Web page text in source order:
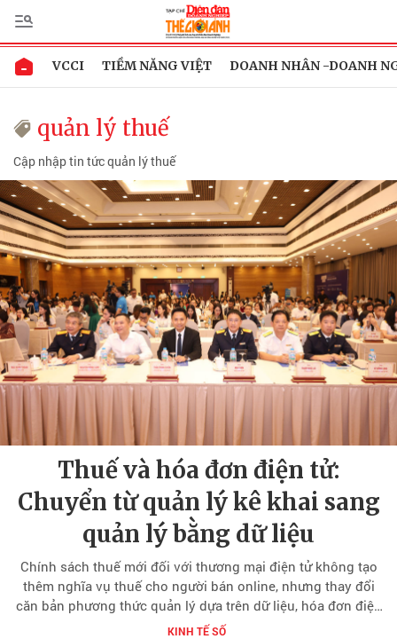
VCCI TIỀM NĂNG VIỆT DOANH NHÂN -DOANH
quản lý thuế
Cập nhập tin tức quản lý thuế
Thuế và hóa đơn điện tử:
Chuyển từ quản lý kê khai sang
quản lý bằng dữ liệu
Chính sách thuế mới đối với thương mại điện tử không tạo
thêm nghĩa vụ thuế cho người bán online, nhưng thay đổi
căn bản phương thức quản lý dựa trên dữ liệu, hóa đơn điện
tử và tổng doanh thu từ mọi kênh bán hàng.
KINH TẾ SỐ